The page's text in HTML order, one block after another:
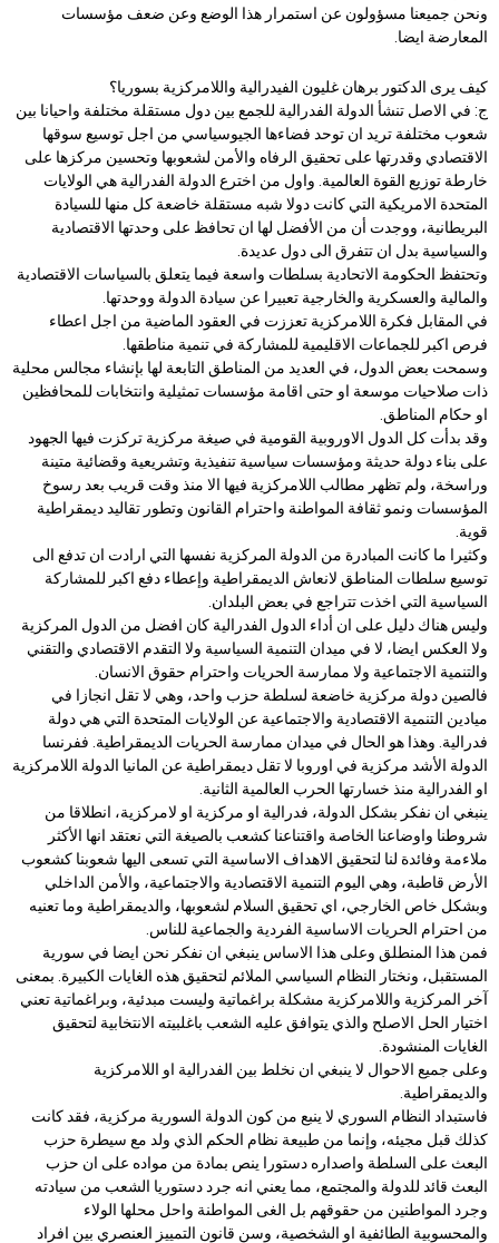
ونحن جميعنا مسؤولون عن استمرار هذا الوضع وعن ضعف مؤسسات
المعارضة ايضا.
كيف يرى الدكتور برهان غليون الفيدرالية واللامركزية بسوريا؟
ج: في الاصل تنشأ الدولة الفدرالية للجمع بين دول مستقلة مختلفة واحيانا بين
شعوب مختلفة تريد ان توحد فضاءها الجيوسياسي من اجل توسيع سوقها
الاقتصادي وقدرتها على تحقيق الرفاه والأمن لشعوبها وتحسين مركزها على
خارطة توزيع القوة العالمية. واول من اخترع الدولة الفدرالية هي الولايات
المتحدة الامريكية التي كانت دولا شبه مستقلة خاضعة كل منها للسيادة
البريطانية، ووجدت أن من الأفضل لها ان تحافظ على وحدتها الاقتصادية
والسياسية بدل ان تتفرق الى دول عديدة.
وتحتفظ الحكومة الاتحادية بسلطات واسعة فيما يتعلق بالسياسات الاقتصادية
والمالية والعسكرية والخارجية تعبيرا عن سيادة الدولة ووحدتها.
في المقابل فكرة اللامركزية تعززت في العقود الماضية من اجل اعطاء
فرص اكبر للجماعات الاقليمية للمشاركة في تنمية مناطقها.
وسمحت بعض الدول، في العديد من المناطق التابعة لها بإنشاء مجالس محلية
ذات صلاحيات موسعة او حتى اقامة مؤسسات تمثيلية وانتخابات للمحافظين
او حكام المناطق.
وقد بدأت كل الدول الاوروبية القومية في صيغة مركزية تركزت فيها الجهود
على بناء دولة حديثة ومؤسسات سياسية تنفيذية وتشريعية وقضائية متينة
وراسخة، ولم تظهر مطالب اللامركزية فيها الا منذ وقت قريب بعد رسوخ
المؤسسات ونمو ثقافة المواطنة واحترام القانون وتطور تقاليد ديمقراطية
قوية.
وكثيرا ما كانت المبادرة من الدولة المركزية نفسها التي ارادت ان تدفع الى
توسيع سلطات المناطق لانعاش الديمقراطية وإعطاء دفع اكبر للمشاركة
السياسية التي اخذت تتراجع في بعض البلدان.
وليس هناك دليل على ان أداء الدول الفدرالية كان افضل من الدول المركزية
ولا العكس ايضا، لا في ميدان التنمية السياسية ولا التقدم الاقتصادي والتقني
والتنمية الاجتماعية ولا ممارسة الحريات واحترام حقوق الانسان.
فالصين دولة مركزية خاضعة لسلطة حزب واحد، وهي لا تقل انجازا في
ميادين التنمية الاقتصادية والاجتماعية عن الولايات المتحدة التي هي دولة
فدرالية. وهذا هو الحال في ميدان ممارسة الحريات الديمقراطية. ففرنسا
الدولة الأشد مركزية في اوروبا لا تقل ديمقراطية عن المانيا الدولة اللامركزية
او الفدرالية منذ خسارتها الحرب العالمية الثانية.
ينبغي ان نفكر بشكل الدولة، فدرالية او مركزية او لامركزية، انطلاقا من
شروطنا واوضاعنا الخاصة واقتناعنا كشعب بالصيغة التي نعتقد انها الأكثر
ملاءمة وفائدة لنا لتحقيق الاهداف الاساسية التي تسعى اليها شعوبنا كشعوب
الأرض قاطبة، وهي اليوم التنمية الاقتصادية والاجتماعية، والأمن الداخلي
وبشكل خاص الخارجي، اي تحقيق السلام لشعوبها، والديمقراطية وما تعنيه
من احترام الحريات الاساسية الفردية والجماعية للناس.
فمن هذا المنطلق وعلى هذا الاساس ينبغي ان نفكر نحن ايضا في سورية
المستقبل، ونختار النظام السياسي الملائم لتحقيق هذه الغايات الكبيرة. بمعنى
آخر المركزية واللامركزية مشكلة براغماتية وليست مبدئية، وبراغماتية تعني
اختيار الحل الاصلح والذي يتوافق عليه الشعب باغلبيته الانتخابية لتحقيق
الغايات المنشودة.
وعلى جميع الاحوال لا ينبغي ان نخلط بين الفدرالية او اللامركزية
والديمقراطية.
فاستبداد النظام السوري لا ينبع من كون الدولة السورية مركزية، فقد كانت
كذلك قبل مجيئه، وإنما من طبيعة نظام الحكم الذي ولد مع سيطرة حزب
البعث على السلطة واصداره دستورا ينص بمادة من مواده على ان حزب
البعث قائد للدولة والمجتمع، مما يعني انه جرد دستوريا الشعب من سيادته
وجرد المواطنين من حقوقهم بل الغى المواطنة واحل محلها الولاء
والمحسوبية الطائفية او الشخصية، وسن قانون التمييز العنصري بين افراد